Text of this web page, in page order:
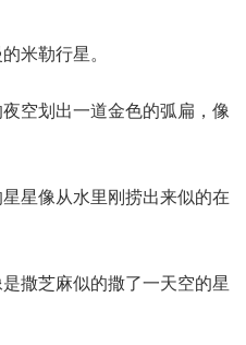
米勒行星。
空划出一道金色的弧扁，像
星像从水里刚捞出来似的在
撒芝麻似的撒了一天空的星